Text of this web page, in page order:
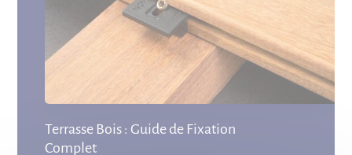
Terrasse Bois : Guide de Fixation
Complet